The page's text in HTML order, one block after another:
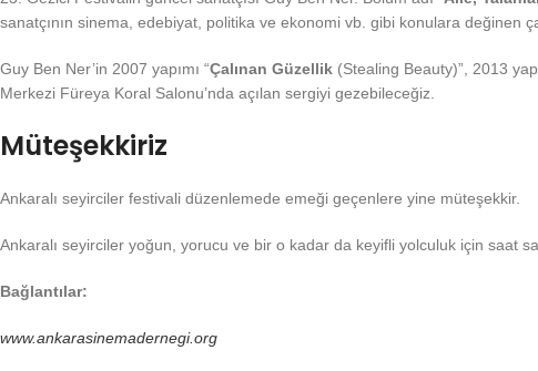
sanatçının sinema, edebiyat, politika ve ekonomi vb. gibi konulara değinen
Guy Ben Ner’in 2007 yapımı “Çalınan Güzellik (Stealing Beauty)”, 2013
Merkezi Füreya Koral Salonu’nda açılan sergiyi gezebileceğiz.
Müteşekkiriz
Ankaralı seyirciler festivali düzenlemede emeği geçenlere yine müteşekkir.
Ankaralı seyirciler yoğun, yorucu ve bir o kadar da keyifli yolculuk için saat
Bağlantılar:
www.ankarasinemadernegi.org